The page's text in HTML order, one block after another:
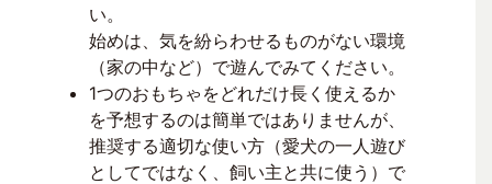
い。
始めは、気を紛らわせるものがない環境
（家の中など）で遊んでみてください。
1つのおもちゃをどれだけ長く使えるか
を予想するのは簡単ではありませんが、
推奨する適切な使い方（愛犬の一人遊び
としてではなく、飼い主と共に使う）で